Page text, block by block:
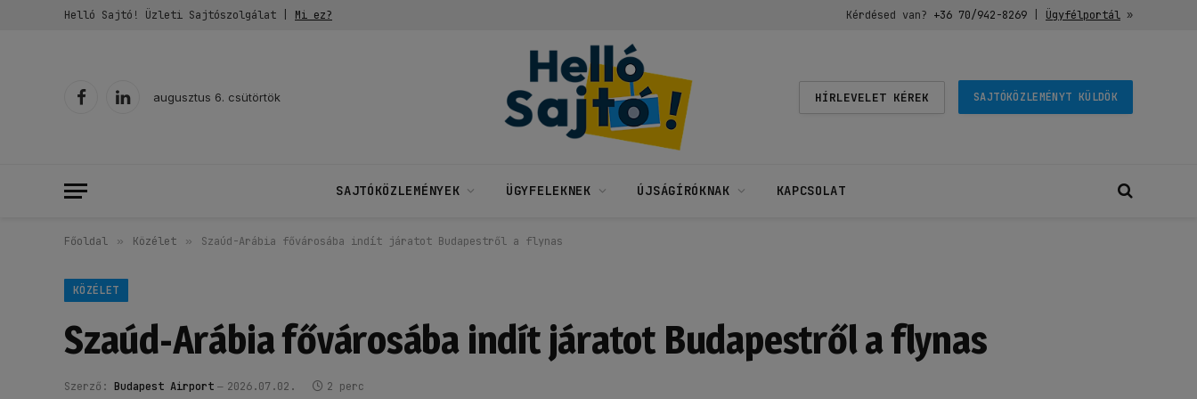
Helló Sajtó! Üzleti Sajtószolgálat | Mi ez? Kérdésed van? +36 70/942-8269| Ügyfélportál»
FacebookLinkedIn
augusztus 6. csütörtök HÍRLEVELET KÉREK SAJTÓKÖZLEMÉNYT KÜLDÖK
SAJTÓKÖZLEMÉNYEK ÜGYFELEKNEK ÚJSÁGÍRÓKNAK KAPCSOLAT
Főoldal » Közélet » Szaúd-Arábia fővárosába indít járatot Budapestről a flynas
KÖZÉLET
Szaúd-Arábia fővárosába indít járatot Budapestről a flynas
Szerző: Budapest Airport 2026.07.02. 2 perc